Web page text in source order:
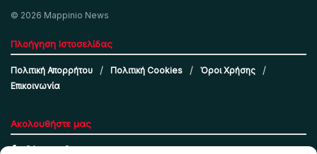
© 2026 Mappinio News
Πλοήγηση Ιστοσελίδας
Πολιτική Απορρήτου Πολιτική Cookies
Όροι Χρήσης
Επικοινωνία
Ακολουθήστε μας